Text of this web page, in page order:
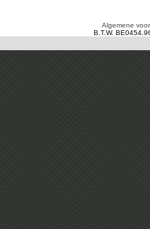
Algemene
B.T.W.